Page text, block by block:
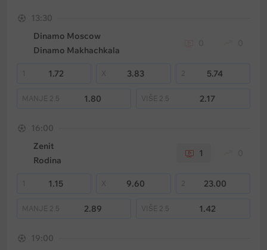
13:30
Dinamo Moscow
Dinamo Makhachkala
1 1.72 3.83 2 5.74
MANJE 2.5 1.80 VIŠE 2.5 2.17
16:00
Zenit
Rodina
1
1 1.15 9.60 2 23.00
MANJE 2.5 2.89 VIŠE 2.5 1.42
19:00